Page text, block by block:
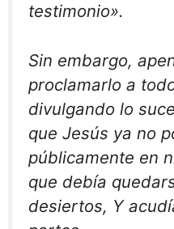
testimonio».
Sin embargo,
proclamarlo a
divulgando lo
que Jesús ya no
públicamente en
que debía
desiertos, Y